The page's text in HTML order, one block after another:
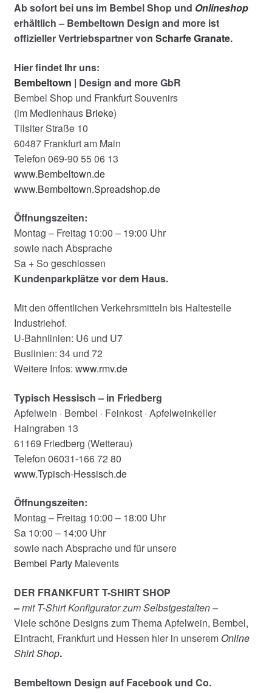
Ab sofort bei uns im Bembel Shop und Onlineshop
erhältlich – Bembeltown Design and more ist
offizieller Vertriebspartner von Scharfe Granate.
Hier findet Ihr uns:
Bembeltown | Design and more GbR
Bembel Shop und Frankfurt Souvenirs
(im Medienhaus Brieke)
Tilsiter Straße 10
60487 Frankfurt am Main
Telefon 069-90 55 06 13
www.Bembeltown.de
www.Bembeltown.Spreadshop.de
Öffnungszeiten:
Montag – Freitag 10:00 – 19:00 Uhr
sowie nach Absprache
Sa + So geschlossen
Kundenparkplätze vor dem Haus.
Mit den öffentlichen Verkehrsmitteln bis Haltestelle
Industriehof.
U-Bahnlinien: U6 und U7
Buslinien: 34 und 72
Weitere Infos: www.rmv.de
Typisch Hessisch – in Friedberg
Apfelwein · Bembel · Feinkost · Apfelweinkeller
Haingraben 13
61169 Friedberg (Wetterau)
Telefon 06031-166 72 80
www.Typisch-Hessisch.de
Öffnungszeiten:
Montag – Freitag 10:00 – 18:00 Uhr
Sa 10:00 – 14:00 Uhr
sowie nach Absprache und für unsere
Bembel PartyMalevents
DER FRANKFURT T-SHIRT SHOP
–mit T-Shirt Konfigurator zum Selbstgestalten –
Viele schöne Designs zum Thema Apfelwein, Bembel,
Eintracht, Frankfurt und Hessen hier in unserem Online
Shirt Shop.
Bembeltown Design auf Facebook und Co.